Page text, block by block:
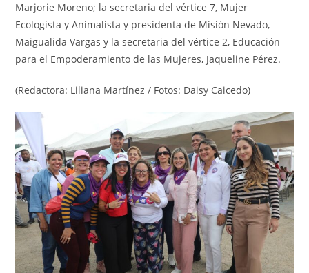
Marjorie Moreno; la secretaria del vértice 7, Mujer
Ecologista y Animalista y presidenta de Misión Nevado,
Maigualida Vargas y la secretaria del vértice 2, Educación
para el Empoderamiento de las Mujeres, Jaqueline Pérez.
(Redactora: Liliana Martínez / Fotos: Daisy Caicedo)